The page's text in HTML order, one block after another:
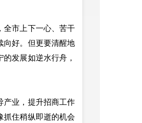
市上下一心、苦干
向好。但更要清醒地
发展如逆水行舟，
业，提升招商工作
抓住稍纵即逝的机会